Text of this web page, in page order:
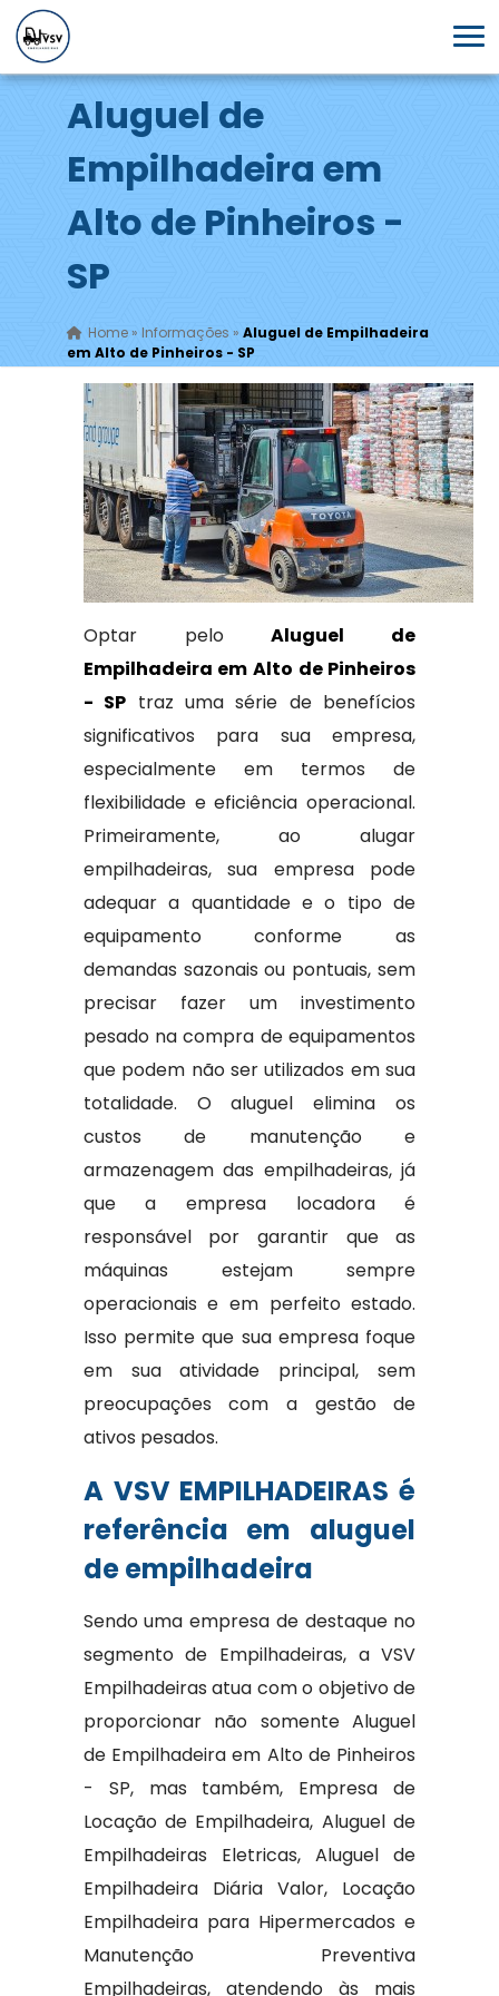
Aluguel de
Empilhadeira em
Alto de Pinheiros -
SP
Home» Informações » Aluguel de Empilhadeira
em Alto de Pinheiros - SP
Optar peloAluguel de
Empilhadeira em Alto de Pinheiros
- SP traz uma série de benefícios
significativos para sua empresa,
especialmente em termos de
flexibilidade e eficiência operacional.
Primeiramente, ao alugar
empilhadeiras, sua empresa pode
adequar a quantidade e o tipo de
equipamento conforme as
demandas sazonais ou pontuais, sem
precisar fazer um investimento
pesado na compra de equipamentos
que podem não ser utilizados em sua
totalidade. O aluguel elimina os
custos de manutenção e
armazenagem das empilhadeiras, já
que a empresa locadora é
responsável por garantir que as
máquinas estejam sempre
operacionais e em perfeito estado.
Isso permite que sua empresa foque
em sua atividade principal, sem
preocupações com a gestão de
ativos pesados.
A VSV EMPILHADEIRAS é
referência em aluguel
de empilhadeira
Sendo uma empresa de destaque no
segmento de Empilhadeiras, a VSV
Empilhadeiras atua com o objetivo de
proporcionar não somente Aluguel
de Empilhadeira em Alto de Pinheiros
- SP, mas também, Empresa de
Locação de Empilhadeira, Aluguel de
Empilhadeiras Eletricas, Aluguel de
Empilhadeira Diária Valor, Locação
Empilhadeira para Hipermercados e
Manutenção Preventiva
Empilhadeiras, atendendo às mais